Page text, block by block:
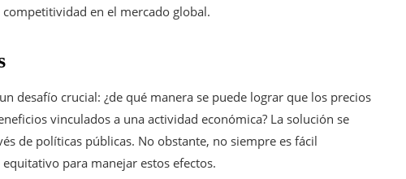
en el mercado global.
desafío crucial: ¿de qué manera se puede lograr que los precios
vinculados a una actividad económica? La solución se
de políticas públicas. No obstante, no siempre es fácil
para manejar estos efectos.